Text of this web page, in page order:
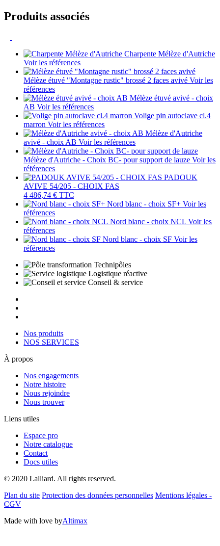
Produits associés
Charpente Mélèze d'Autriche
Voir les références
Mélèze étuvé "Montagne rustic" brossé 2 faces avivé Voir les
références
Mélèze étuvé avivé - choix
AB Voir les références
Volige pin autoclave cl.4
marron Voir les références
Mélèze d'Autriche
avivé - choix AB Voir les références
Mélèze d'Autriche - Choix BC- pour support de lauze Voir les
références
PADOUK
AVIVE 54/205 - CHOIX FAS
4 486,74 € TTC
Nord blanc - choix SF+ Voir les
références
Nord blanc - choix NCL Voir les
références
Nord blanc - choix SF Voir les
références
Technipôles
Logistique réactive
Conseil & service
Nos produits
NOS SERVICES
À propos
Nos engagements
Notre histoire
Nous rejoindre
Nous trouver
Liens utiles
Espace pro
Notre catalogue
Contact
Docs utiles
© 2020 Lalliard. All rights reserved.
Plan du site Protection des données personnelles Mentions légales -
CGV
Made with love byAltimax